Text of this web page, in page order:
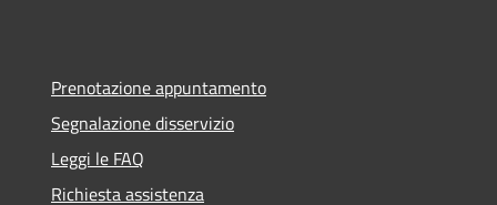
Prenotazione appuntamento
Segnalazione disservizio
Leggi le FAQ
Richiesta assistenza